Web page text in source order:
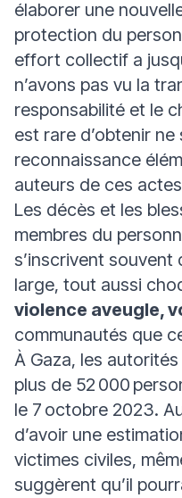
élaborer une
protection du
effort collectif a
n’avons pas vu la
responsabilité et le
est rare d’obtenir ne
reconnaissance
auteurs de ces
Les décès et les
membres du
s’inscrivent souvent
large, tout aussi
violence aveugle,
communautés que
À Gaza, les
plus de 52 000
le 7 octobre 2023.
d’avoir une
victimes civiles,
suggèrent qu’il